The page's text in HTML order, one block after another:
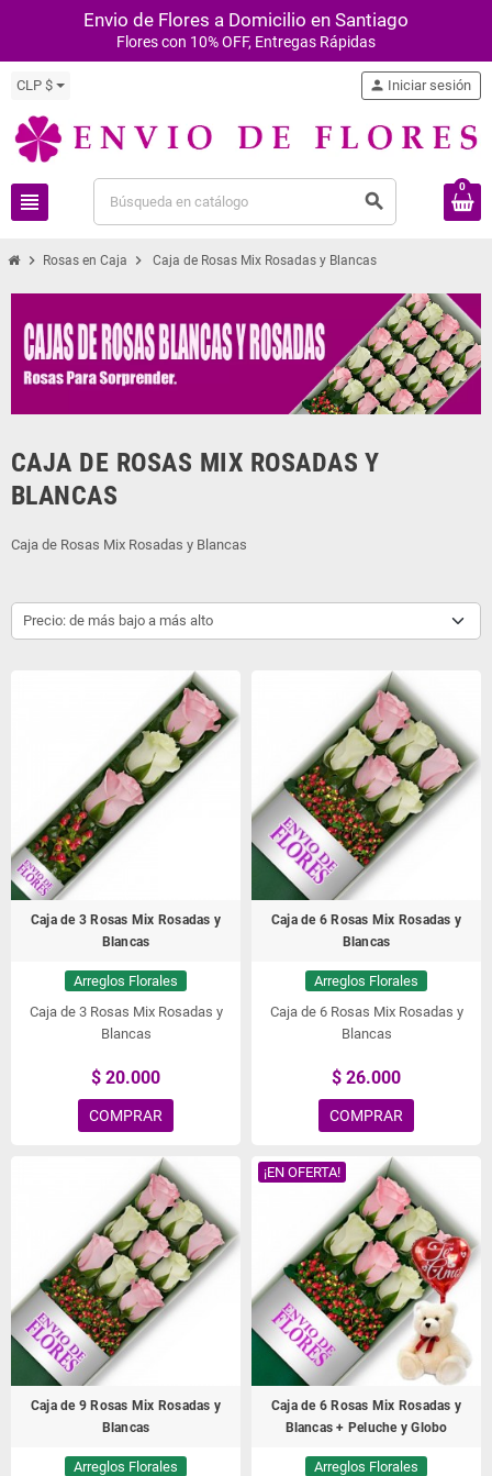
Envio de Flores a Domicilio en Santiago
Flores con 10% OFF, Entregas Rápidas
CLP $
view_headline search
person Iniciar sesión
0
chevron_right Rosas en Caja chevron_right Caja de Rosas Mix Rosadas y Blancas
CAJA DE ROSAS MIX ROSADAS Y
BLANCAS
Caja de Rosas Mix Rosadas y Blancas
Precio: de más bajo a más alto
Caja de 3 Rosas Mix Rosadas y
Blancas
Arreglos Florales
Caja de 3 Rosas Mix Rosadas y
Blancas
$ 20.000
COMPRAR
Caja de 6 Rosas Mix Rosadas y
Blancas
Arreglos Florales
Caja de 6 Rosas Mix Rosadas y
Blancas
$ 26.000
COMPRAR
Caja de 9 Rosas Mix Rosadas y
Blancas
Arreglos Florales
¡EN OFERTA!
Caja de 6 Rosas Mix Rosadas y
Blancas + Peluche y Globo
Arreglos Florales